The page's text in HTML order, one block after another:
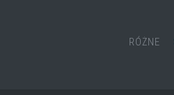
RÓŻNE